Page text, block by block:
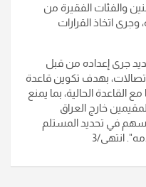
والفئات الفقيرة من
وجرى اتخاذ القرارات
جرى إعداده من قبل
بهدف تكوين قاعدة
القاعدة الحالية، بما يمنع
خارج العراق
في تحديد المستلم
". انتهى/3